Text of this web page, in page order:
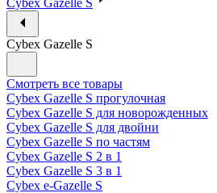
Cybex Gazelle S
Смотреть все товары
Cybex Gazelle S прогулочная
Cybex Gazelle S для новорожденных
Cybex Gazelle S для двойни
Cybex Gazelle S по частям
Cybex Gazelle S 2 в 1
Cybex Gazelle S 3 в 1
Cybex e-Gazelle S